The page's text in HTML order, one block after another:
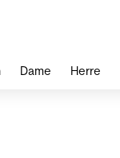
Dame Herre